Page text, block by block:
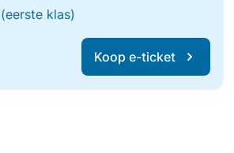
(eerste klas)
Koop e-ticket